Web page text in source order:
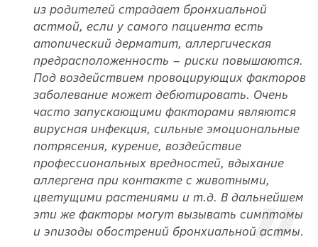
из родителей страдает бронхиальной
астмой, если у самого пациента есть
атопический дерматит, аллергическая
предрасположенность – риски повышаются.
Под воздействием провоцирующих факторов
заболевание может дебютировать. Очень
часто запускающими факторами являются
вирусная инфекция, сильные эмоциональные
потрясения, курение, воздействие
профессиональных вредностей, вдыхание
аллергена при контакте с животными,
цветущими растениями и т.д. В дальнейшем
эти же факторы могут вызывать симптомы
и эпизоды обострений бронхиальной астмы.